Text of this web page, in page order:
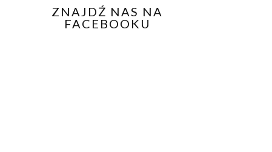
ZNAJDŹ NAS NA
FACEBOOKU